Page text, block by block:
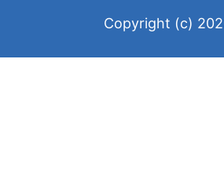
Copyright (c)